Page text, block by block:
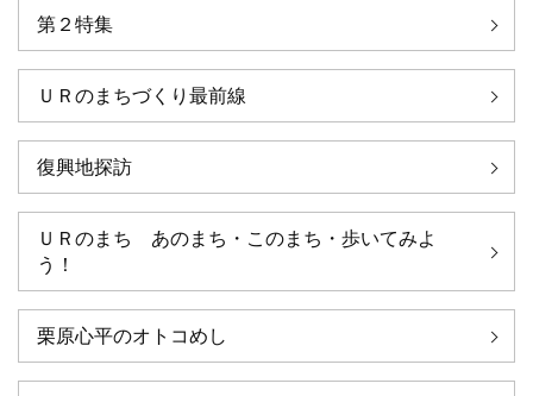
第２特集
ＵＲのまちづくり最前線
復興地探訪
ＵＲのまち あのまち・このまち・歩いてみよ
う！
栗原心平のオトコめし